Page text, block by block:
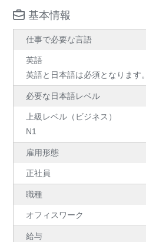
基本情報
仕事で必要な言語
英語
英語と日本語は必須となります。
必要な日本語レベル
上級レベル（ビジネス）
N1
雇用形態
正社員
職種
オフィスワーク
給与